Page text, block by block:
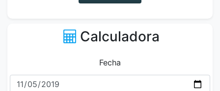
Calculadora
Fecha